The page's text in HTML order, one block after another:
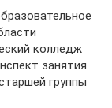
колледж
занятия
группы